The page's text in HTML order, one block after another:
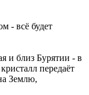
- всё будет
и близ Бурятии - в
передаёт
Землю,